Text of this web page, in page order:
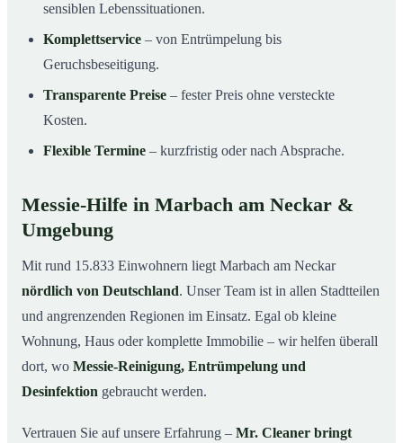
sensiblen Lebenssituationen.
Komplettservice – von Entrümpelung bis
Geruchsbeseitigung.
Transparente Preise – fester Preis ohne versteckte
Kosten.
Flexible Termine – kurzfristig oder nach Absprache.
Messie-Hilfe in Marbach am Neckar &
Umgebung
Mit rund 15.833 Einwohnern liegt Marbach am Neckar
nördlich von Deutschland. Unser Team ist in allen Stadtteilen
und angrenzenden Regionen im Einsatz. Egal ob kleine
Wohnung, Haus oder komplette Immobilie – wir helfen überall
dort, wo Messie-Reinigung, Entrümpelung und
Desinfektion gebraucht werden.
Vertrauen Sie auf unsere Erfahrung – Mr. Cleaner bringt